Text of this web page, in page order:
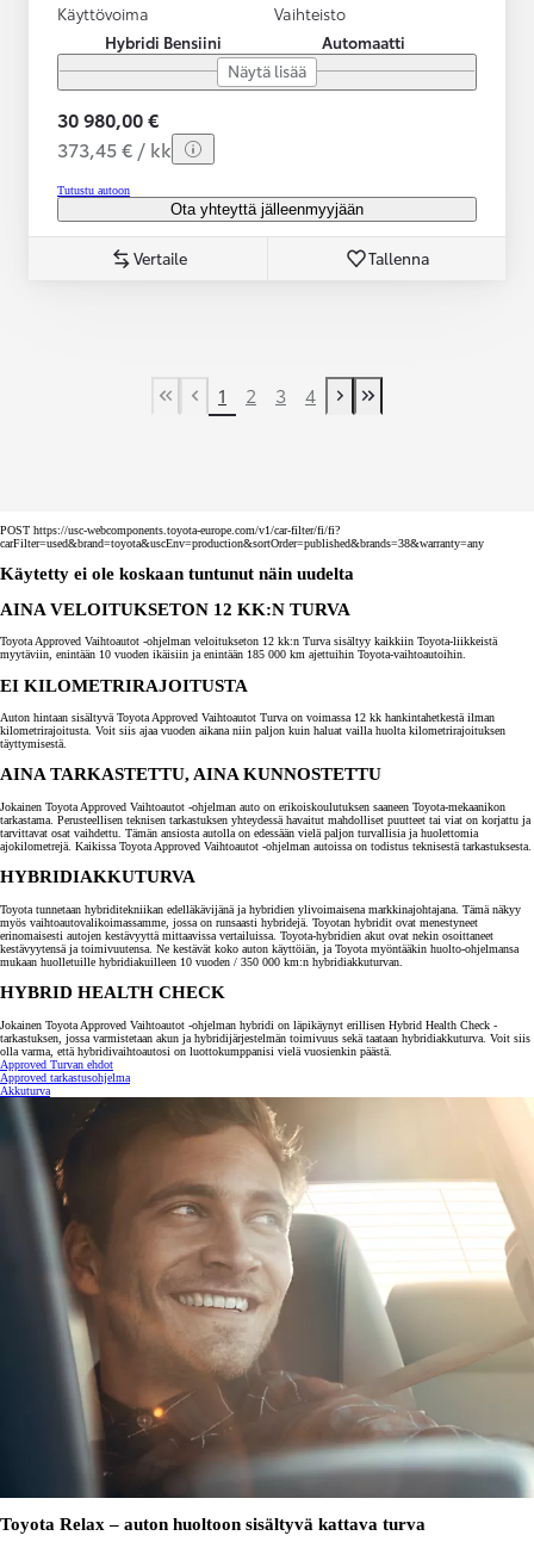
Käyttövoima
Hybridi Bensiini
Vaihteisto
Automaatti
Näytä lisää
30 980,00 €
373,45 € / kk
Tutustu autoon
Ota yhteyttä jälleenmyyjään
Vertaile Tallenna
First Page
Previous page
1 2 3 4
Next page
Last Page
POST https://usc-webcomponents.toyota-europe.com/v1/car-filter/fi/fi?
carFilter=used&brand=toyota&uscEnv=production&sortOrder=published&brands=38&warranty=any
Käytetty ei ole koskaan tuntunut näin uudelta
AINA VELOITUKSETON 12 KK:N TURVA
Toyota Approved Vaihtoautot -ohjelman veloitukseton 12 kk:n Turva sisältyy kaikkiin Toyota-liikkeistä
myytäviin, enintään 10 vuoden ikäisiin ja enintään 185 000 km ajettuihin Toyota-vaihtoautoihin.
EI KILOMETRIRAJOITUSTA
Auton hintaan sisältyvä Toyota Approved Vaihtoautot Turva on voimassa 12 kk hankintahetkestä ilman
kilometrirajoitusta. Voit siis ajaa vuoden aikana niin paljon kuin haluat vailla huolta kilometrirajoituksen
täyttymisestä.
AINA TARKASTETTU, AINA KUNNOSTETTU
Jokainen Toyota Approved Vaihtoautot -ohjelman auto on erikoiskoulutuksen saaneen Toyota-mekaanikon
tarkastama. Perusteellisen teknisen tarkastuksen yhteydessä havaitut mahdolliset puutteet tai viat on korjattu ja
tarvittavat osat vaihdettu. Tämän ansiosta autolla on edessään vielä paljon turvallisia ja huolettomia
ajokilometrejä. Kaikissa Toyota Approved Vaihtoautot -ohjelman autoissa on todistus teknisestä tarkastuksesta.
HYBRIDIAKKUTURVA
Toyota tunnetaan hybriditekniikan edelläkävijänä ja hybridien ylivoimaisena markkinajohtajana. Tämä näkyy
myös vaihtoautovalikoimassamme, jossa on runsaasti hybridejä. Toyotan hybridit ovat menestyneet
erinomaisesti autojen kestävyyttä mittaavissa vertailuissa. Toyota-hybridien akut ovat nekin osoittaneet
kestävyytensä ja toimivuutensa. Ne kestävät koko auton käyttöiän, ja Toyota myöntääkin huolto-ohjelmansa
mukaan huolletuille hybridiakuilleen 10 vuoden / 350 000 km:n hybridiakkuturvan.
HYBRID HEALTH CHECK
Jokainen Toyota Approved Vaihtoautot -ohjelman hybridi on läpikäynyt erillisen Hybrid Health Check -
tarkastuksen, jossa varmistetaan akun ja hybridijärjestelmän toimivuus sekä taataan hybridiakkuturva. Voit siis
olla varma, että hybridivaihtoautosi on luottokumppanisi vielä vuosienkin päästä.
Approved Turvan ehdot
Approved tarkastusohjelma
Akkuturva
Toyota Relax – auton huoltoon sisältyvä kattava turva